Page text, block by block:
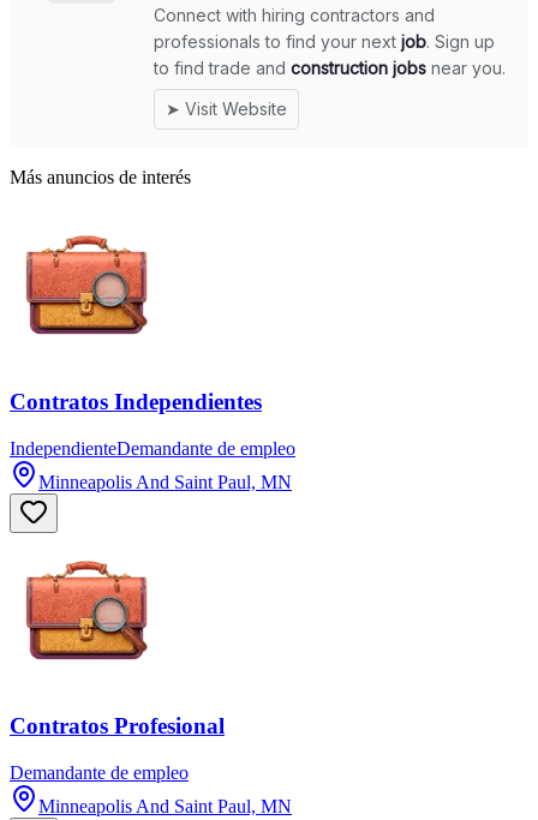
Más anuncios de interés
Contratos Independientes
IndependienteDemandante de empleo
Minneapolis And Saint Paul, MN
Contratos Profesional
Demandante de empleo
Minneapolis And Saint Paul, MN